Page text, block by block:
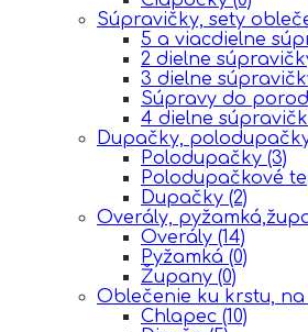
Súpravičky, sety
5 a viacdielne
2 dielne
3 dielne
Súpravy do
4 dielne
Dupačky,
Polodupačky (3)
Polodupačkové
Dupačky (2)
Overály,
Overály (14)
Pyžamká (0)
Župany (0)
Oblečenie ku krstu,
Chlapec (10)